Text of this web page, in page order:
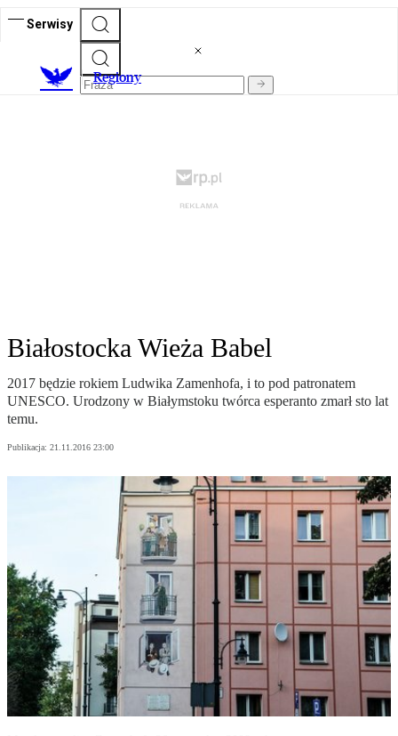
Serwisy
Regiony
Białostocka Wieża Babel
2017 będzie rokiem Ludwika Zamenhofa, i to pod patronatem
UNESCO. Urodzony w Białymstoku twórca esperanto zmarł sto lat
temu.
Publikacja: 21.11.2016 23:00